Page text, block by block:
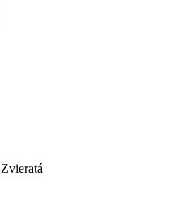
Zvieratá